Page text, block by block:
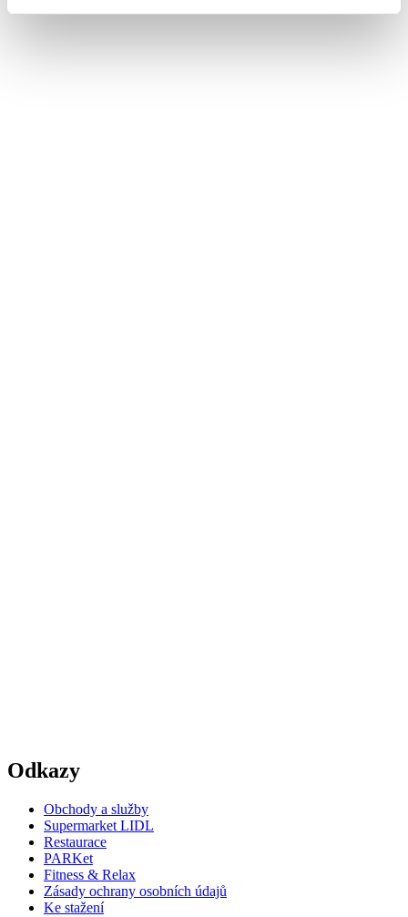
Odkazy
Obchody a služby
Supermarket LIDL
Restaurace
PARKet
Fitness & Relax
Zásady ochrany osobních údajů
Ke stažení